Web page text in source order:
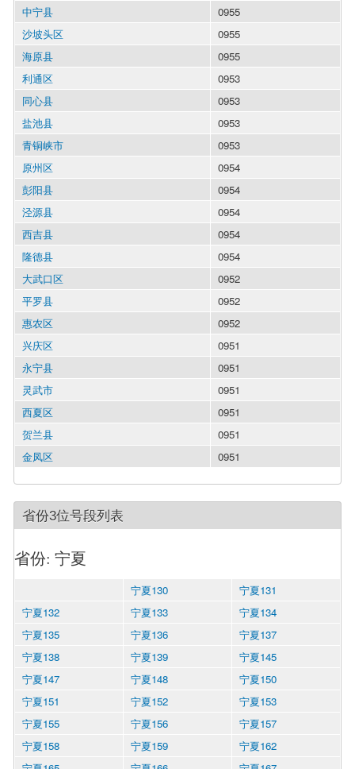
中宁县
0955
沙坡头区
0955
海原县
0955
利通区
0953
同心县
0953
盐池县
0953
青铜峡市
0953
原州区
0954
彭阳县
0954
泾源县
0954
西吉县
0954
隆德县
0954
大武口区
0952
平罗县
0952
惠农区
0952
兴庆区
0951
永宁县
0951
灵武市
0951
西夏区
0951
贺兰县
0951
金凤区
0951
省份3位号段列表
省份: 宁夏
宁夏130
宁夏131
宁夏132
宁夏133
宁夏134
宁夏135
宁夏136
宁夏137
宁夏138
宁夏139
宁夏145
宁夏147
宁夏148
宁夏150
宁夏151
宁夏152
宁夏153
宁夏155
宁夏156
宁夏157
宁夏158
宁夏159
宁夏162